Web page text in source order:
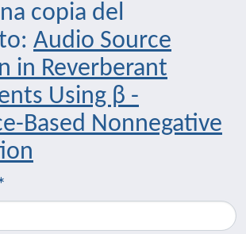
copia del
Audio Source
in Reverberant
Using β -
Based Nonnegative